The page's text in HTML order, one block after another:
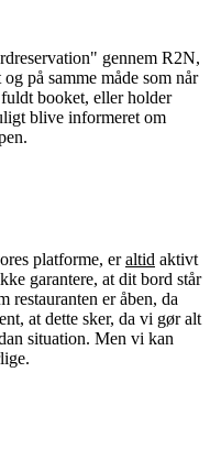
gennem R2N,
på samme måde som når
booket, eller holder
blive informeret om
platforme, eraltid aktivt
garantere, at dit bord står
restauranten er åben, da
at dette sker, da vi gør alt
situation. Men vi kan